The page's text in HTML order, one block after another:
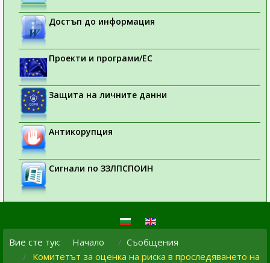
Достъп до информация
Проекти и програми/ЕС
Защита на личните данни
Антикорупция
Сигнали по ЗЗЛПСПОИН
Вие сте тук: Начало
Съобщения
Комитетът за оценка на риска в проследяването на